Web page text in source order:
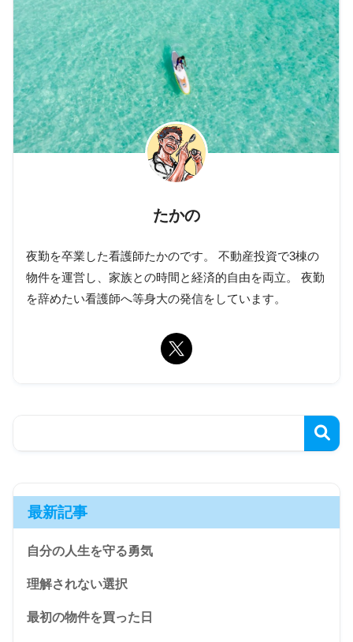
たかの
夜勤を卒業した看護師たかのです。 不動産投資で3棟の
物件を運営し、家族との時間と経済的自由を両立。 夜勤
を辞めたい看護師へ等身大の発信をしています。
最新記事
自分の人生を守る勇気
理解されない選択
最初の物件を買った日